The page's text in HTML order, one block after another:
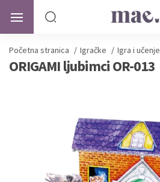
Početna stranica / Igračke / Igra i učenje
ORIGAMI ljubimci OR-013